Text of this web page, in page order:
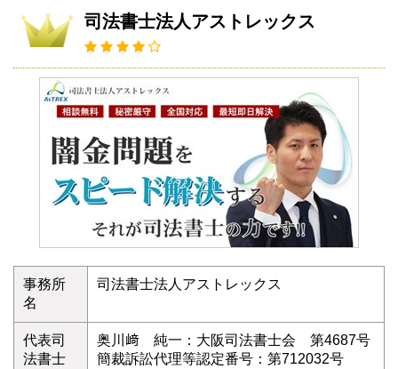
司法書士法人アストレックス
事務所
名
司法書士法人アストレックス
代表司
法書士
奥川﨑 純一：大阪司法書士会 第4687号
簡裁訴訟代理等認定番号：第712032号